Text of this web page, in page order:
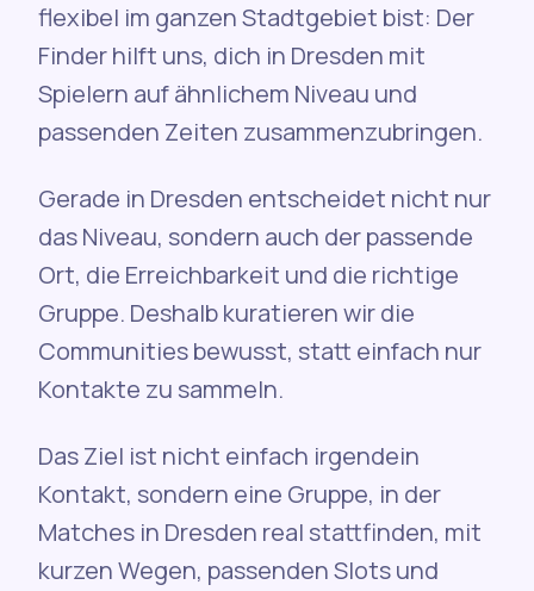
flexibel im ganzen Stadtgebiet bist: Der
Finder hilft uns, dich in Dresden mit
Spielern auf ähnlichem Niveau und
passenden Zeiten zusammenzubringen.
Gerade in Dresden entscheidet nicht nur
das Niveau, sondern auch der passende
Ort, die Erreichbarkeit und die richtige
Gruppe. Deshalb kuratieren wir die
Communities bewusst, statt einfach nur
Kontakte zu sammeln.
Das Ziel ist nicht einfach irgendein
Kontakt, sondern eine Gruppe, in der
Matches in Dresden real stattfinden, mit
kurzen Wegen, passenden Slots und